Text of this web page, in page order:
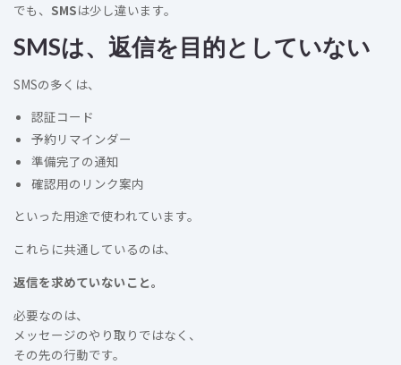
でも、 SMSは少し違います。
SMSは、返信を目的としていない
SMSの多くは、
認証コード
予約リマインダー
準備完了の通知
確認用のリンク案内
といった用途で使われています。
これらに共通しているのは、
返信を求めていないこと。
必要なのは、
メッセージのやり取りではなく、
その先の行動です。